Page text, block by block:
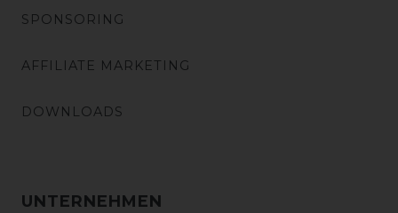
SPONSORING
AFFILIATE MARKETING
DOWNLOADS
UNTERNEHMEN